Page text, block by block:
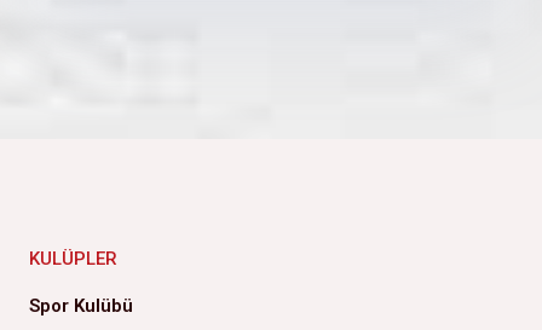
KULÜPLER
Spor Kulübü